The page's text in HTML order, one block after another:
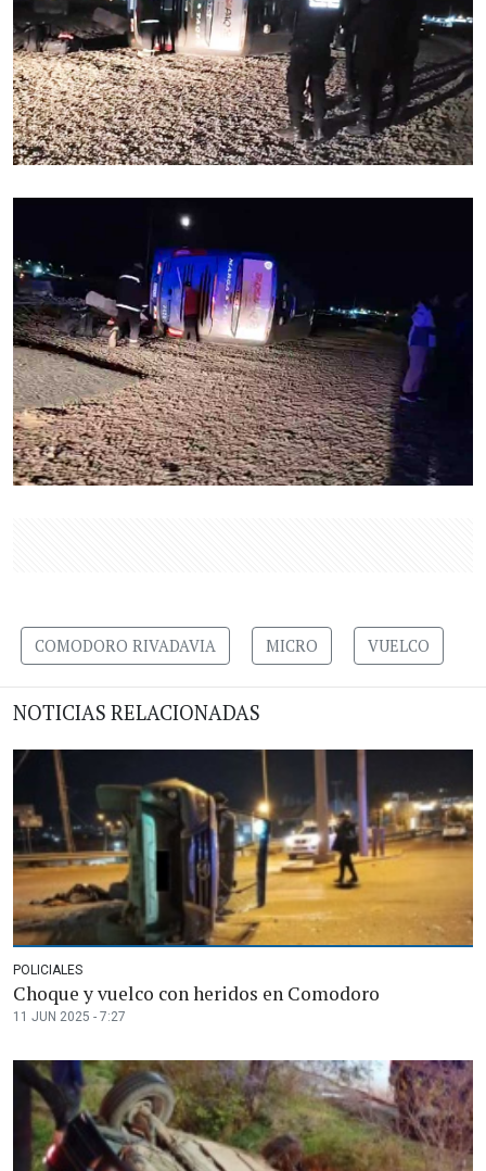
COMODORO RIVADAVIA MICRO VUELCO
NOTICIAS RELACIONADAS
POLICIALES
Choque y vuelco con heridos en Comodoro
11 JUN 2025 - 7:27